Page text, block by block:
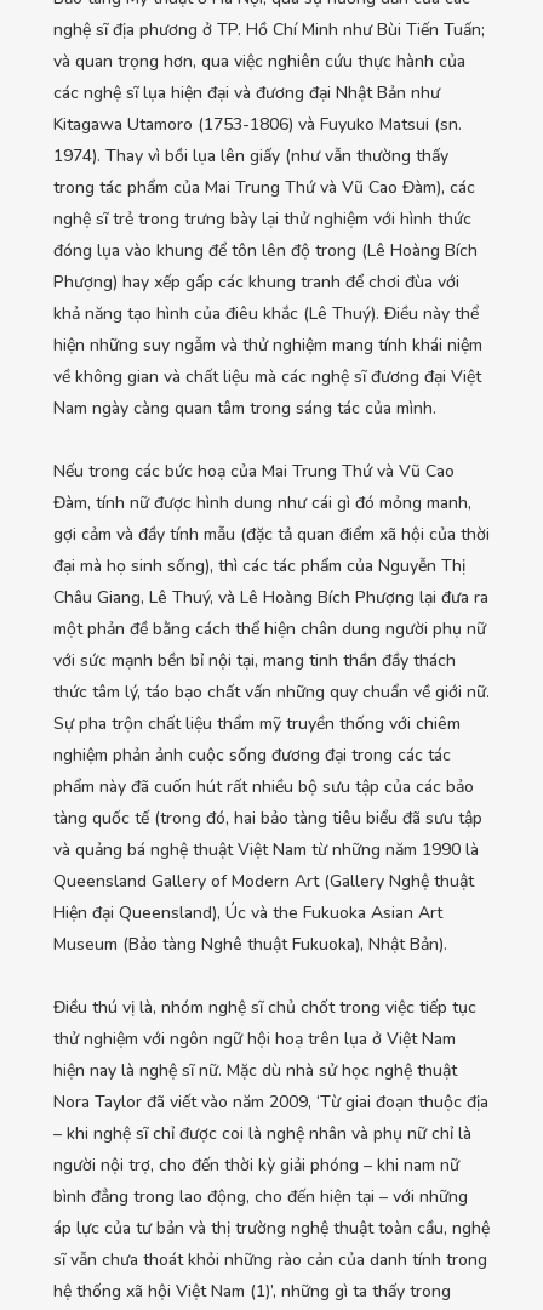
nghệ sĩ địa phương ở TP. Hồ Chí Minh như Bùi Tiến Tuấn;
và quan trọng hơn, qua việc nghiên cứu thực hành của
các nghệ sĩ lụa hiện đại và đương đại Nhật Bản như
Kitagawa Utamoro (1753-1806) và Fuyuko Matsui (sn.
1974). Thay vì bồi lụa lên giấy (như vẫn thường thấy
trong tác phẩm của Mai Trung Thứ và Vũ Cao Đàm), các
nghệ sĩ trẻ trong trưng bày lại thử nghiệm với hình thức
đóng lụa vào khung để tôn lên độ trong (Lê Hoàng Bích
Phượng) hay xếp gấp các khung tranh để chơi đùa với
khả năng tạo hình của điêu khắc (Lê Thuý). Điều này thể
hiện những suy ngẫm và thử nghiệm mang tính khái niệm
về không gian và chất liệu mà các nghệ sĩ đương đại Việt
Nam ngày càng quan tâm trong sáng tác của mình.
Nếu trong các bức hoạ của Mai Trung Thứ và Vũ Cao
Đàm, tính nữ được hình dung như cái gì đó mỏng manh,
gợi cảm và đầy tính mẫu (đặc tả quan điểm xã hội của thời
đại mà họ sinh sống), thì các tác phẩm của Nguyễn Thị
Châu Giang, Lê Thuý, và Lê Hoàng Bích Phượng lại đưa ra
một phản đề bằng cách thể hiện chân dung người phụ nữ
với sức mạnh bền bỉ nội tại, mang tinh thần đầy thách
thức tâm lý, táo bạo chất vấn những quy chuẩn về giới nữ.
Sự pha trộn chất liệu thẩm mỹ truyền thống với chiêm
nghiệm phản ảnh cuộc sống đương đại trong các tác
phẩm này đã cuốn hút rất nhiều bộ sưu tập của các bảo
tàng quốc tế (trong đó, hai bảo tàng tiêu biểu đã sưu tập
và quảng bá nghệ thuật Việt Nam từ những năm 1990 là
Queensland Gallery of Modern Art (Gallery Nghệ thuật
Hiện đại Queensland), Úc và the Fukuoka Asian Art
Museum (Bảo tàng Nghê thuật Fukuoka), Nhật Bản).
Điều thú vị là, nhóm nghệ sĩ chủ chốt trong việc tiếp tục
thử nghiệm với ngôn ngữ hội hoạ trên lụa ở Việt Nam
hiện nay là nghệ sĩ nữ. Mặc dù nhà sử học nghệ thuật
Nora Taylor đã viết vào năm 2009, ‘Từ giai đoạn thuộc địa
– khi nghệ sĩ chỉ được coi là nghệ nhân và phụ nữ chỉ là
người nội trợ, cho đến thời kỳ giải phóng – khi nam nữ
bình đẳng trong lao động, cho đến hiện tại – với những
áp lực của tư bản và thị trường nghệ thuật toàn cầu, nghệ
sĩ vẫn chưa thoát khỏi những rào cản của danh tính trong
hệ thống xã hội Việt Nam (1)’, những gì ta thấy trong